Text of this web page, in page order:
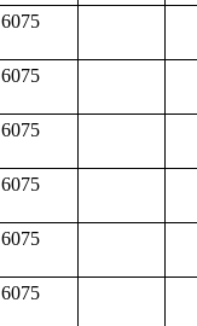
6075
6075
6075
6075
6075
6075